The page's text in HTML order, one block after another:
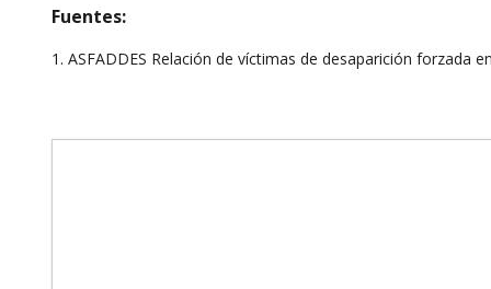
Fuentes:
1. ASFADDES Relación de víctimas de desaparición forzada